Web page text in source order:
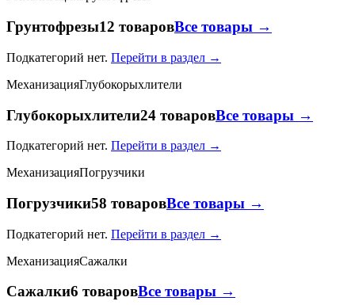
Грунтофрезы12 товаровВсе товары →
Подкатегорий нет. Перейти в раздел →
МеханизацияГлубокорыхлители
Глубокорыхлители24 товаровВсе товары →
Подкатегорий нет. Перейти в раздел →
МеханизацияПогрузчики
Погрузчики58 товаровВсе товары →
Подкатегорий нет. Перейти в раздел →
МеханизацияСажалки
Сажалки6 товаровВсе товары →